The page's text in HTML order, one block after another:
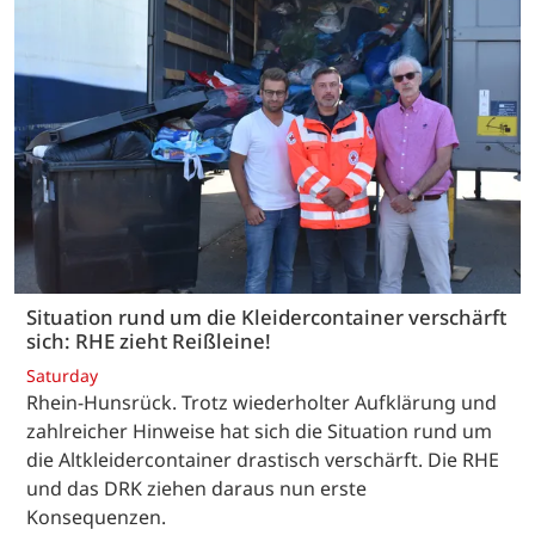
Situation rund um die Kleidercontainer verschärft
sich: RHE zieht Reißleine!
Saturday
Rhein-Hunsrück. Trotz wiederholter Aufklärung und
zahlreicher Hinweise hat sich die Situation rund um
die Altkleidercontainer drastisch verschärft. Die RHE
und das DRK ziehen daraus nun erste
Konsequenzen.